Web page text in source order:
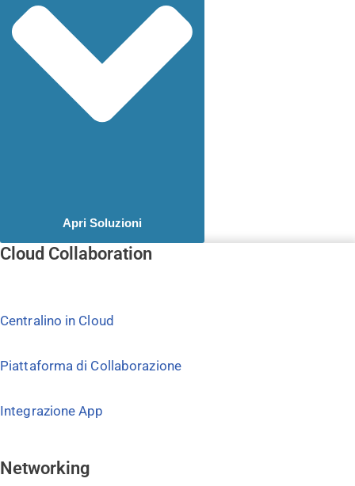
Apri Soluzioni
Cloud Collaboration
Centralino in Cloud
Piattaforma di Collaborazione
Integrazione App
Networking